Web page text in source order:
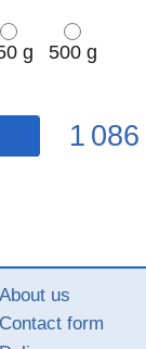
g
500 g
Price
1 086
About us
Contact form